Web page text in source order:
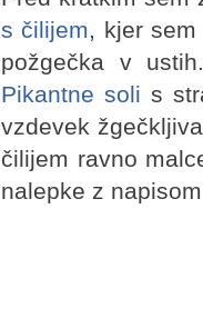
s čilijem
, kjer
požgečka v
Pikantne soli s
vzdevek
čilijem ravno
nalepke z